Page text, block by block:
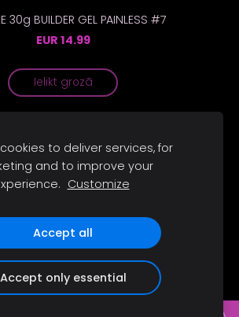
30g BUILDER GEL PAINLESS #7
EUR 14.99
Ielikt grozā
Sīkdatnes
SOCIĀLIE TĪKLI
to deliver services, for
and to improve your
Customize
Accept all
Accept only essential